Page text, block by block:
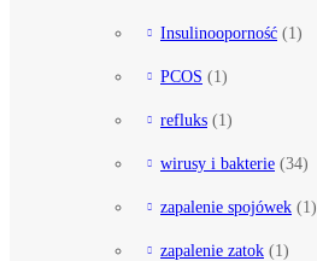
Insulinooporność (1)
PCOS (1)
refluks (1)
wirusy i bakterie (34)
zapalenie spojówek (1)
zapalenie zatok (1)